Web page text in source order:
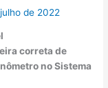
de 2022
correta de
no Sistema